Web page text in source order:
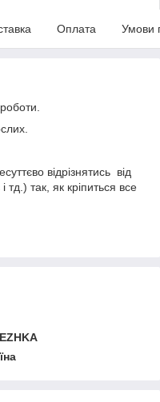
Оплата Умови
відрізнятись від
тд.) так, як кріпиться все